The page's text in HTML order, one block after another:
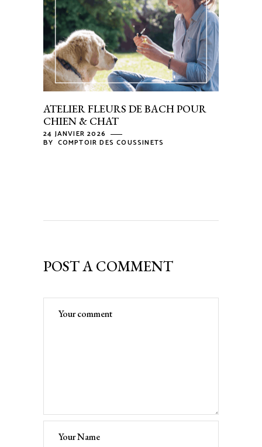
ATELIER FLEURS DE BACH POUR
CHIEN & CHAT
24 JANVIER 2026
BY COMPTOIR DES COUSSINETS
POST A COMMENT